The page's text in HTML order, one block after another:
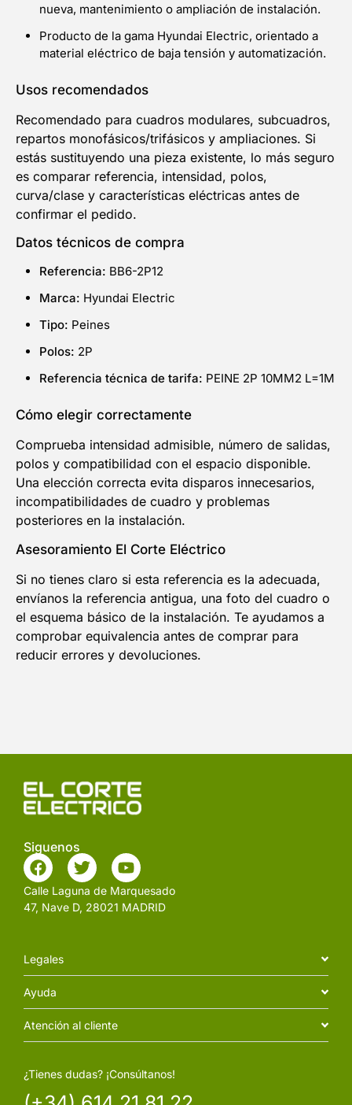
nueva, mantenimiento o ampliación de instalación.
Producto de la gama Hyundai Electric, orientado a
material eléctrico de baja tensión y automatización.
Usos recomendados
Recomendado para cuadros modulares, subcuadros,
repartos monofásicos/trifásicos y ampliaciones. Si
estás sustituyendo una pieza existente, lo más seguro
es comparar referencia, intensidad, polos,
curva/clase y características eléctricas antes de
confirmar el pedido.
Datos técnicos de compra
Referencia: BB6-2P12
Marca: Hyundai Electric
Tipo: Peines
Polos: 2P
Referencia técnica de tarifa: PEINE 2P 10MM2 L=1M
Cómo elegir correctamente
Comprueba intensidad admisible, número de salidas,
polos y compatibilidad con el espacio disponible.
Una elección correcta evita disparos innecesarios,
incompatibilidades de cuadro y problemas
posteriores en la instalación.
Asesoramiento El Corte Eléctrico
Si no tienes claro si esta referencia es la adecuada,
envíanos la referencia antigua, una foto del cuadro o
el esquema básico de la instalación. Te ayudamos a
comprobar equivalencia antes de comprar para
reducir errores y devoluciones.
Siguenos
Calle Laguna de Marquesado
47, Nave D, 28021 MADRID
Legales
Ayuda
Atención al cliente
¿Tienes dudas? ¡Consúltanos!